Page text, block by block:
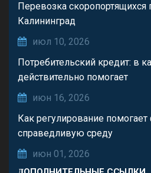
Перевозка скоропортящихся
Калининград
июл 10, 2026
Потребительский кредит: в
действительно помогает
июн 16, 2026
Как регулирование
справедливую среду
июн 01, 2026